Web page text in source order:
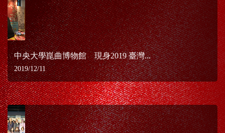
中央大學崑曲博物館 現身2019 臺灣...
2019/12/11